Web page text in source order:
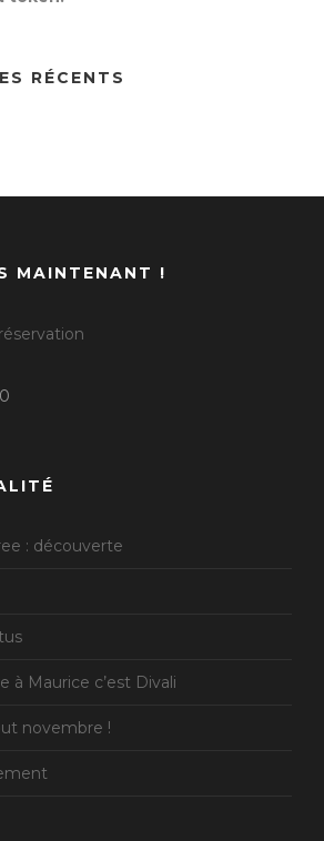
RÉCENTS
MAINTENANT !
: découverte
à Maurice c’est Divali
novembre !